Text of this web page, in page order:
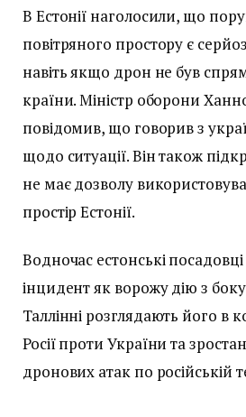
В Естонії наголосили, що
повітряного простору є
навіть якщо дрон не був
країни. Міністр оборони
повідомив, що говорив з
щодо ситуації. Він також
не має дозволу
простір Естонії.
Водночас естонські
інцидент як ворожу дію з
Таллінні розглядають його в
Росії проти України та
дронових атак по російській